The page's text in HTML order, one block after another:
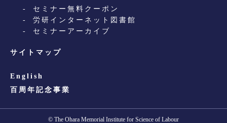
セミナー無料クーポン
労研インターネット図書館
セミナーアーカイブ
サイトマップ
English
百周年記念事業
© The Ohara Memorial Institute for Science of Labour